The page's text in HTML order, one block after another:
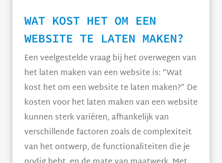
WAT KOST HET OM EEN
WEBSITE TE LATEN MAKEN?
Een veelgestelde vraag bij het overwegen van
het laten maken van een website is: “Wat
kost het om een website te laten maken?” De
kosten voor het laten maken van een website
kunnen sterk variëren, afhankelijk van
verschillende factoren zoals de complexiteit
van het ontwerp, de functionaliteiten die je